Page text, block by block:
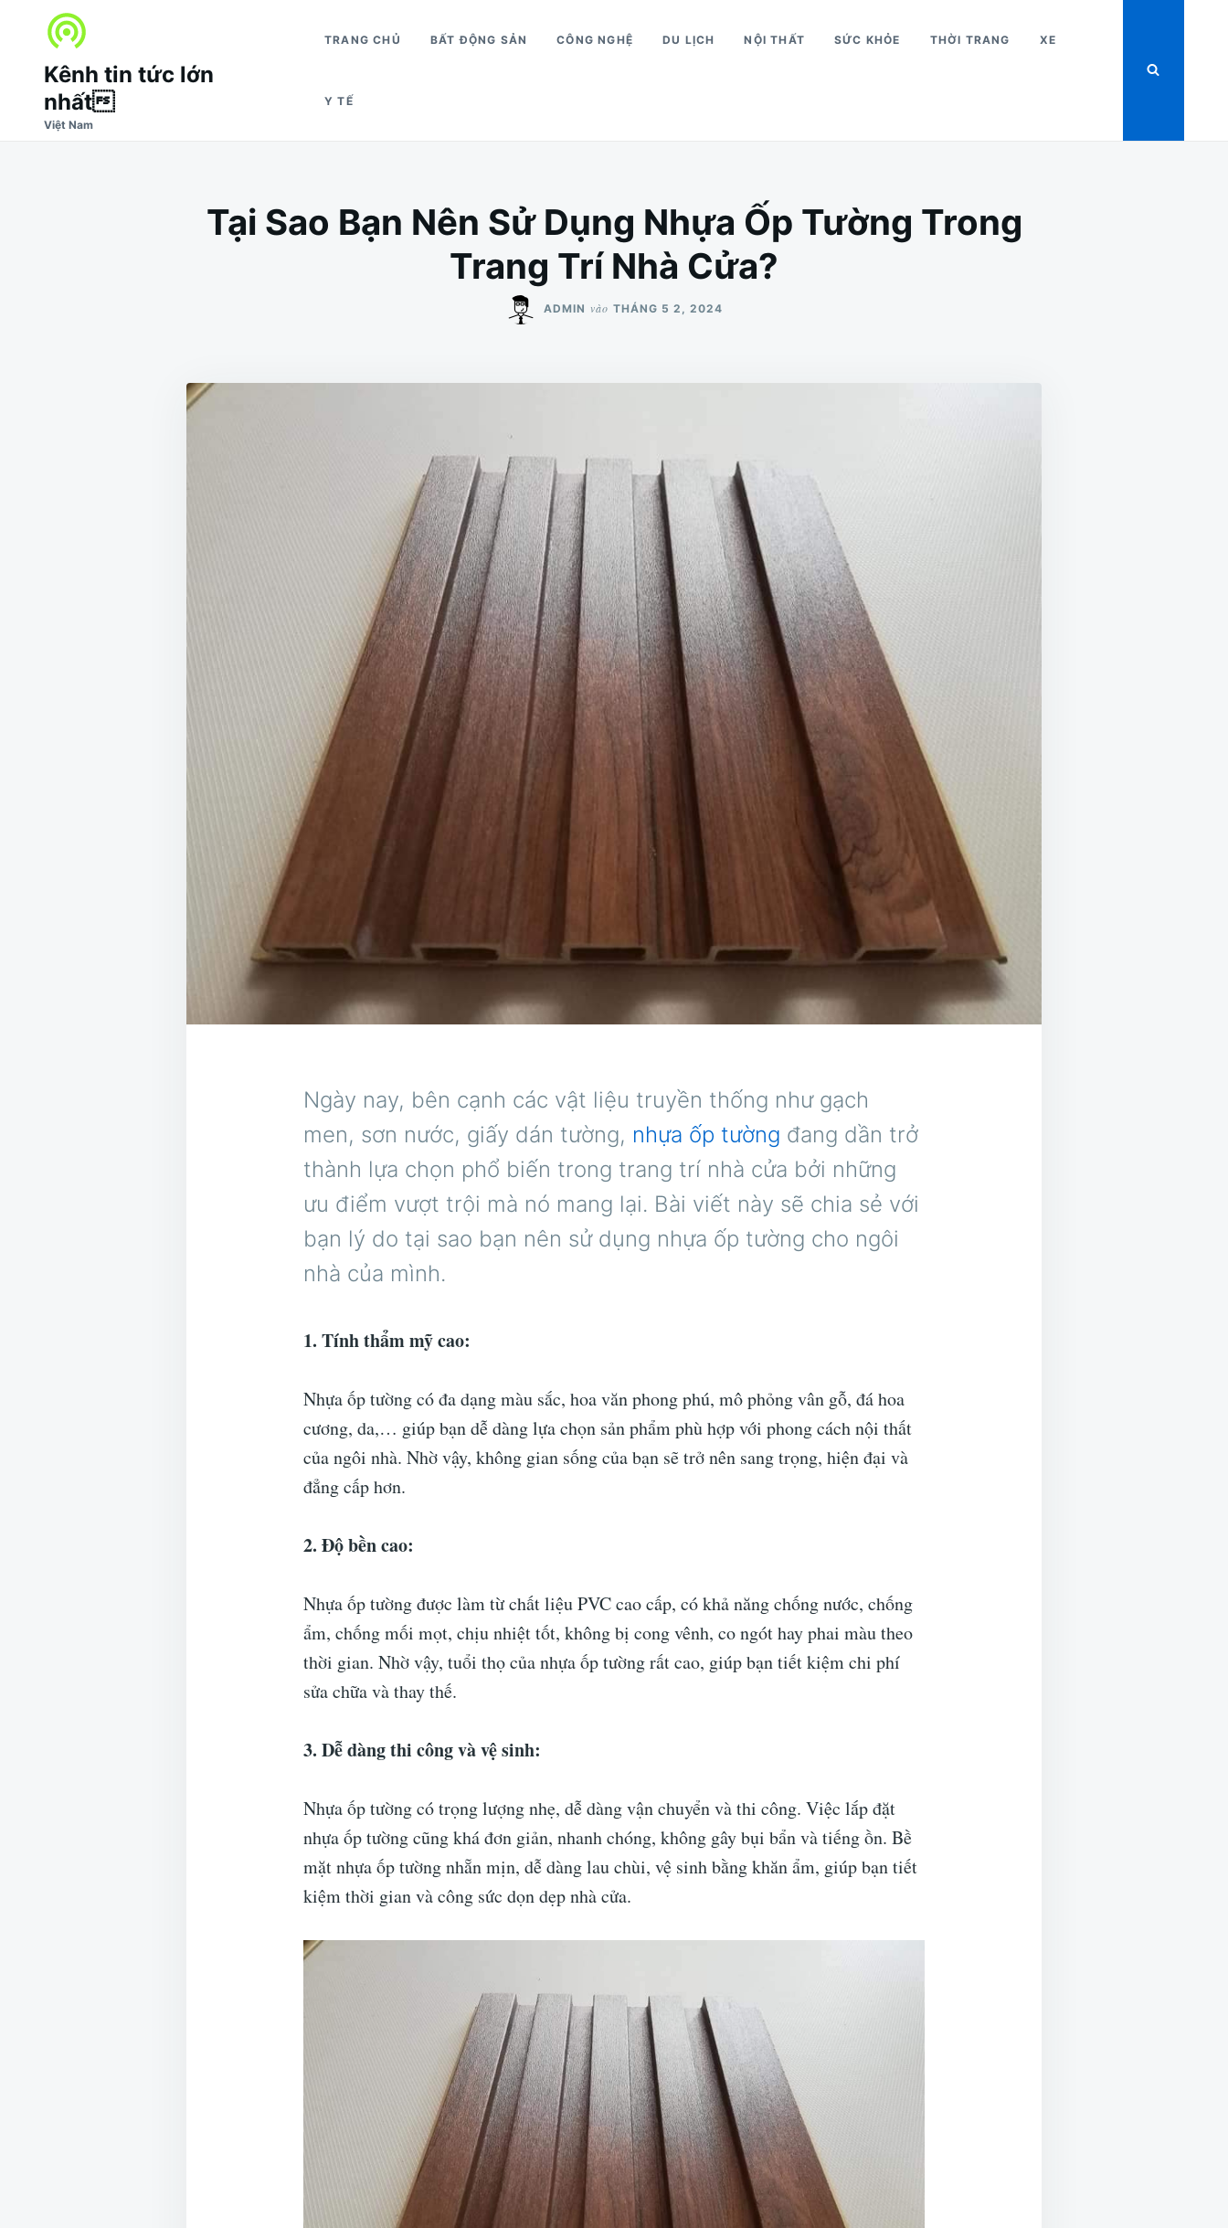
cho:
Kênh tin tức lớn
nhất
Việt Nam
TRANG CHỦ BẤT ĐỘNG SẢN CÔNG NGHỆ DU LỊCH NỘI THẤT SỨC KHỎE THỜI TRANG XE
Y TẾ
Tại Sao Bạn Nên Sử Dụng Nhựa Ốp Tường Trong
Trang Trí Nhà Cửa?
ADMIN vào THÁNG 5 2, 2024
Ngày nay, bên cạnh các vật liệu truyền thống như gạch
men, sơn nước, giấy dán tường, nhựa ốp tường đang dần trở
thành lựa chọn phổ biến trong trang trí nhà cửa bởi những
ưu điểm vượt trội mà nó mang lại. Bài viết này sẽ chia sẻ với
bạn lý do tại sao bạn nên sử dụng nhựa ốp tường cho ngôi
nhà của mình.
1. Tính thẩm mỹ cao:
Nhựa ốp tường có đa dạng màu sắc, hoa văn phong phú, mô phỏng vân gỗ, đá hoa
cương, da,… giúp bạn dễ dàng lựa chọn sản phẩm phù hợp với phong cách nội thất
của ngôi nhà. Nhờ vậy, không gian sống của bạn sẽ trở nên sang trọng, hiện đại và
đẳng cấp hơn.
2. Độ bền cao:
Nhựa ốp tường được làm từ chất liệu PVC cao cấp, có khả năng chống nước, chống
ẩm, chống mối mọt, chịu nhiệt tốt, không bị cong vênh, co ngót hay phai màu theo
thời gian. Nhờ vậy, tuổi thọ của nhựa ốp tường rất cao, giúp bạn tiết kiệm chi phí
sửa chữa và thay thế.
3. Dễ dàng thi công và vệ sinh:
Nhựa ốp tường có trọng lượng nhẹ, dễ dàng vận chuyển và thi công. Việc lắp đặt
nhựa ốp tường cũng khá đơn giản, nhanh chóng, không gây bụi bẩn và tiếng ồn. Bề
mặt nhựa ốp tường nhẵn mịn, dễ dàng lau chùi, vệ sinh bằng khăn ẩm, giúp bạn tiết
kiệm thời gian và công sức dọn dẹp nhà cửa.